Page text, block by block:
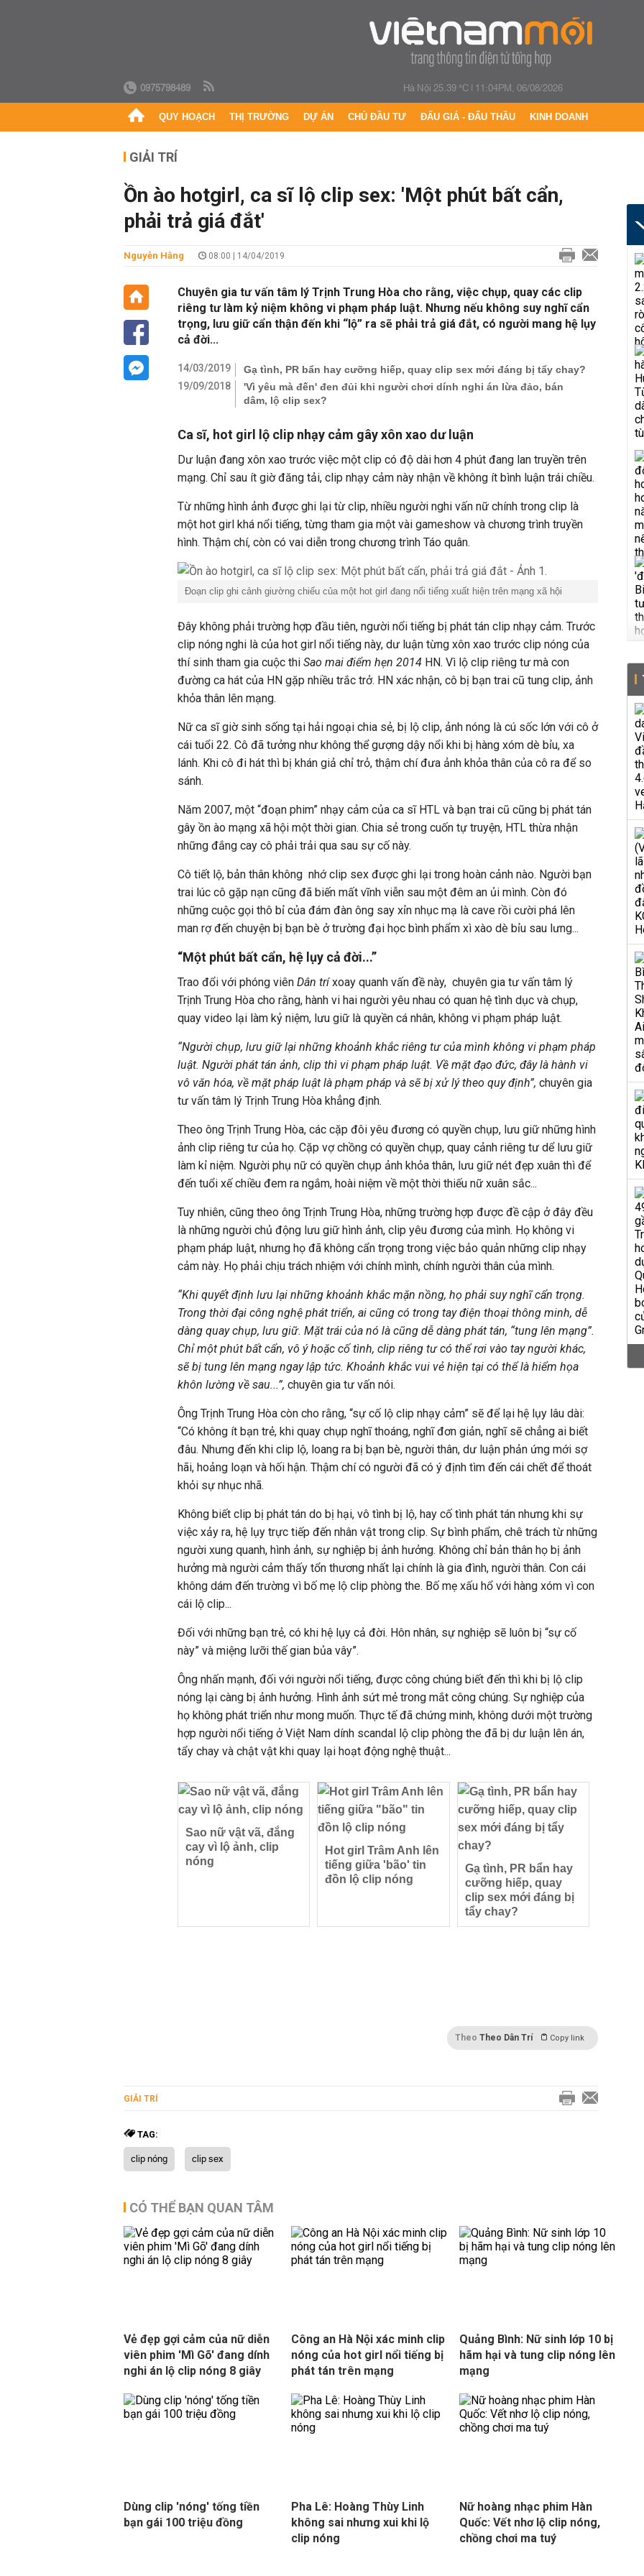
0975798489 Hà Nội 25.39 °C| 11:04PM, 06/08/2026
QUY HOẠCH THỊ TRƯỜNG DỰ ÁN CHỦ ĐẦU TƯ ĐẤU GIÁ - ĐẤU THẦU KINH DOANH
GIẢI TRÍ
Ồn ào hotgirl, ca sĩ lộ clip sex: 'Một phút bất cẩn,
phải trả giá đắt'
Nguyễn Hằng 08:00 | 14/04/2019
Chuyên gia tư vấn tâm lý Trịnh Trung Hòa cho rằng, việc chụp, quay các clip
riêng tư làm kỷ niệm không vi phạm pháp luật. Nhưng nếu không suy nghĩ cẩn
trọng, lưu giữ cẩn thận đến khi “lộ” ra sẽ phải trả giá đắt, có người mang hệ lụy
cả đời...
14/03/2019
Gạ tình, PR bẩn hay cưỡng hiếp, quay clip sex mới đáng bị tẩy chay?
19/09/2018
'Vì yêu mà đến' đen đủi khi người chơi dính nghi án lừa đảo, bán
dâm, lộ clip sex?
Ca sĩ, hot girl lộ clip nhạy cảm gây xôn xao dư luận
Dư luận đang xôn xao trước việc một clip có độ dài hơn 4 phút đang lan truyền trên
mạng. Chỉ sau ít giờ đăng tải, clip nhạy cảm này nhận về không ít bình luận trái chiều.
Từ những hình ảnh được ghi lại từ clip, nhiều người nghi vấn nữ chính trong clip là
một hot girl khá nổi tiếng, từng tham gia một vài gameshow và chương trình truyền
hình. Thậm chí, còn có vai diễn trong chương trình Táo quân.
Đoạn clip ghi cảnh giường chiếu của một hot girl đang nổi tiếng xuất hiện trên mạng xã hội
Đây không phải trường hợp đầu tiên, người nổi tiếng bị phát tán clip nhạy cảm. Trước
clip nóng nghi là của hot girl nổi tiếng này, dư luận từng xôn xao trước clip nóng của
thí sinh tham gia cuộc thi Sao mai điểm hẹn 2014 HN. Vì lộ clip riêng tư mà con
đường ca hát của HN gặp nhiều trắc trở. HN xác nhận, cô bị bạn trai cũ tung clip, ảnh
khỏa thân lên mạng.
Nữ ca sĩ giờ sinh sống tại hải ngoại chia sẻ, bị lộ clip, ảnh nóng là cú sốc lớn với cô ở
cái tuổi 22. Cô đã tưởng như không thể gượng dậy nổi khi bị hàng xóm dè bỉu, xa
lánh. Khi cô đi hát thì bị khán giả chỉ trỏ, thậm chí đưa ảnh khỏa thân của cô ra để so
sánh.
Năm 2007, một “đoạn phim” nhạy cảm của ca sĩ HTL và bạn trai cũ cũng bị phát tán
gây ồn ào mạng xã hội một thời gian. Chia sẻ trong cuốn tự truyện, HTL thừa nhận
những đắng cay cô phải trải qua sau sự cố này.
Cô tiết lộ, bản thân không nhớ clip sex được ghi lại trong hoàn cảnh nào. Người bạn
trai lúc cô gặp nạn cũng đã biến mất vĩnh viễn sau một đêm an ủi mình. Còn đó
những cuộc gọi thô bỉ của đám đàn ông say xỉn nhục mạ là cave rồi cười phá lên
man rợ đến chuyện bị bạn bè ở trường đại học bình phẩm xì xào dè bỉu sau lưng...
“Một phút bất cẩn, hệ lụy cả đời...”
Trao đổi với phóng viên Dân tríxoay quanh vấn đề này, chuyên gia tư vấn tâm lý
Trịnh Trung Hòa cho rằng, hành vi hai người yêu nhau có quan hệ tình dục và chụp,
quay video lại làm kỷ niệm, lưu giữ là quyền cá nhân, không vi phạm pháp luật.
“Người chụp, lưu giữ lại những khoảnh khắc riêng tư của mình không vi phạm pháp
luật. Người phát tán ảnh, clip thì vi phạm pháp luật. Về mặt đạo đức, đây là hành vi
vô văn hóa, về mặt pháp luật là phạm pháp và sẽ bị xử lý theo quy định”, chuyên gia
tư vấn tâm lý Trịnh Trung Hòa khẳng định.
Theo ông Trịnh Trung Hòa, các cặp đôi yêu đương có quyền chụp, lưu giữ những hình
ảnh clip riêng tư của họ. Cặp vợ chồng có quyền chụp, quay cảnh riêng tư dể lưu giữ
làm kỉ niệm. Người phụ nữ có quyền chụp ảnh khỏa thân, lưu giữ nét đẹp xuân thì để
đến tuổi xế chiều đem ra ngắm, hoài niệm về một thời thiếu nữ xuân sắc...
Tuy nhiên, cũng theo ông Trịnh Trung Hòa, những trường hợp được đề cập ở đây đều
là những người chủ động lưu giữ hình ảnh, clip yêu đương của mình. Họ không vi
phạm pháp luật, nhưng họ đã không cẩn trọng trong việc bảo quản những clip nhạy
cảm này. Họ phải chịu trách nhiệm với chính mình, chính người thân của mình.
“Khi quyết định lưu lại những khoảnh khắc mặn nồng, họ phải suy nghĩ cẩn trọng.
Trong thời đại công nghệ phát triển, ai cũng có trong tay điện thoại thông minh, dễ
dàng quay chụp, lưu giữ. Mặt trái của nó là cũng dễ dàng phát tán, “tung lên mạng”.
Chỉ một phút bất cẩn, vô ý hoặc cố tình, clip riêng tư có thể rơi vào tay người khác,
sẽ bị tung lên mạng ngay lập tức. Khoảnh khắc vui vẻ hiện tại có thể là hiểm họa
khôn lường về sau...”, chuyên gia tư vấn nói.
Ông Trịnh Trung Hòa còn cho rằng, “sự cố lộ clip nhạy cảm” sẽ để lại hệ lụy lâu dài:
“Có không ít bạn trẻ, khi quay chụp nghĩ thoáng, nghĩ đơn giản, nghĩ sẽ chẳng ai biết
đâu. Nhưng đến khi clip lộ, loang ra bị bạn bè, người thân, dư luận phản ứng mới sợ
hãi, hoảng loạn và hối hận. Thậm chí có người đã có ý định tìm đến cái chết để thoát
khỏi sự nhục nhã.
Không biết clip bị phát tán do bị hại, vô tình bị lộ, hay cố tình phát tán nhưng khi sự
việc xảy ra, hệ lụy trực tiếp đến nhân vật trong clip. Sự bình phẩm, chê trách từ những
người xung quanh, hình ảnh, sự nghiệp bị ảnh hưởng. Không chỉ bản thân họ bị ảnh
hưởng mà người cảm thấy tổn thương nhất lại chính là gia đình, người thân. Con cái
không dám đến trường vì bố mẹ lộ clip phòng the. Bố mẹ xấu hổ với hàng xóm vì con
cái lộ clip...
Đối với những bạn trẻ, có khi hệ lụy cả đời. Hôn nhân, sự nghiệp sẽ luôn bị “sự cố
này” và miệng lưỡi thế gian bủa vây”.
Ông nhấn mạnh, đối với người nổi tiếng, được công chúng biết đến thì khi bị lộ clip
nóng lại càng bị ảnh hưởng. Hình ảnh sứt mẻ trong mắt công chúng. Sự nghiệp của
họ không phát triển như mong muốn. Thực tế đã chứng minh, không dưới một trường
hợp người nổi tiếng ở Việt Nam dính scandal lộ clip phòng the đã bị dư luận lên án,
tẩy chay và chật vật khi quay lại hoạt động nghệ thuật...
Sao nữ vật vã, đắng
cay vì lộ ảnh, clip
nóng
Hot girl Trâm Anh lên
tiếng giữa 'bão' tin
đồn lộ clip nóng
Gạ tình, PR bẩn hay
cưỡng hiếp, quay
clip sex mới đáng bị
tẩy chay?
Theo Theo Dân Trí Copy link
GIẢI TRÍ
TAG:
clip nóng clip sex
CÓ THỂ BẠN QUAN TÂM
Vẻ đẹp gợi cảm của nữ diễn
viên phim 'Mì Gõ' đang dính
nghi án lộ clip nóng 8 giây
Công an Hà Nội xác minh clip
nóng của hot girl nổi tiếng bị
phát tán trên mạng
Quảng Bình: Nữ sinh lớp 10 bị
hãm hại và tung clip nóng lên
mạng
Dùng clip 'nóng' tống tiền
bạn gái 100 triệu đồng
Pha Lê: Hoàng Thùy Linh
không sai nhưng xui khi lộ
clip nóng
Nữ hoàng nhạc phim Hàn
Quốc: Vết nhơ lộ clip nóng,
chồng chơi ma tuý